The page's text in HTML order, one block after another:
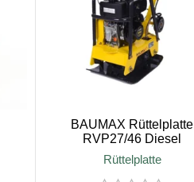
BAUMAX Rüttelplatte
RVP27/46 Diesel
Rüttelplatte